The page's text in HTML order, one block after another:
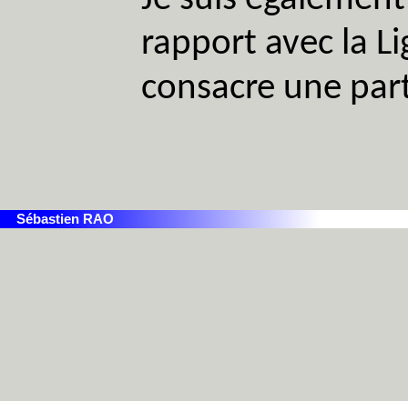
rapport avec la
consacre une
Sébastien RAO